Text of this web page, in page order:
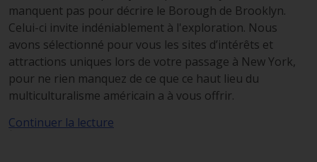
manquent pas pour décrire le Borough de Brooklyn.
Celui-ci invite indéniablement à l'exploration. Nous
avons sélectionné pour vous les sites d’intérêts et
attractions uniques lors de votre passage à New York,
pour ne rien manquez de ce que ce haut lieu du
multiculturalisme américain a à vous offrir.
Downtown
Continuer la lecture